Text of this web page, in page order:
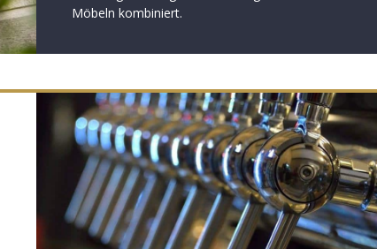
Möbeln kombiniert.